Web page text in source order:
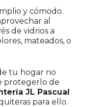
y cómodo.
al
de vidrios a
mateados, o
tu hogar no
protegerlo de
JL Pascual
para ello.